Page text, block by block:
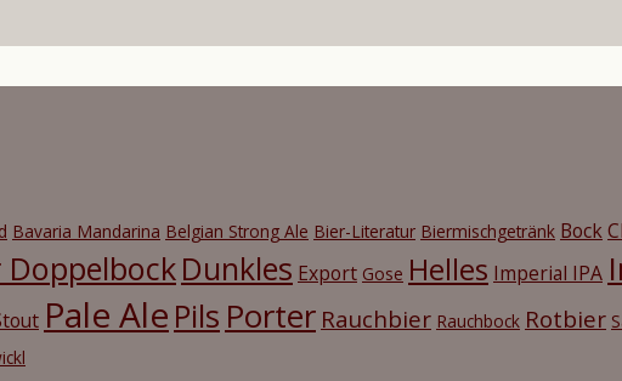
Bavaria Mandarina Belgian Strong Ale Bier-Literatur Biermischgetränk Bock
DoppelbockDunkles Export Gose Helles Imperial IPA
Pale Ale Pils Porter Rauchbier Rauchbock Rotbier